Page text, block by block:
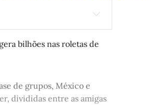
bilhões nas roletas de
de grupos, México e
divididas entre as amigas